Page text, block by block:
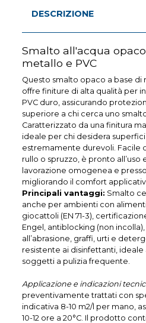
DESCRIZIONE
Smalto all'acqua
metallo e PVC
Questo smalto opaco a base di
offre finiture di alta qualità per
PVC duro, assicurando
superiore a chi cerca uno
Caratterizzato da una finitura
ideale per chi desidera
estremamente durevoli. Facile
rullo o spruzzo, è pronto all’uso
lavorazione omogenea e
migliorando il comfort
Principali vantaggi: Smalto
anche per ambienti con
giocattoli (EN 71-3),
Engel, antiblocking (non
all’abrasione, graffi, urti e
resistente ai disinfettanti,
soggetti a pulizia frequente.
Applicazione e indicazioni
preventivamente trattati con
indicativa 8-10 m2/l per mano,
10-12 ore a 20°C. Il prodotto